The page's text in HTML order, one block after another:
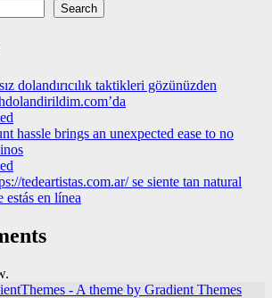
Search
dolandırıcılık taktikleri gözünüzden
hassle brings an unexpected ease to no
tedeartistas.com.ar/ se siente tan natural
estás en línea
- A theme by Gradient Themes